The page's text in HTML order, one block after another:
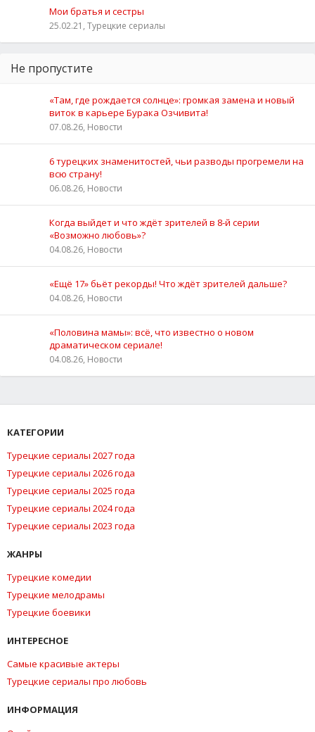
Мои братья и сестры
25.02.21, Турецкие сериалы
Не пропустите
«Там, где рождается солнце»: громкая замена и новый
виток в карьере Бурака Озчивита!
07.08.26, Новости
6 турецких знаменитостей, чьи разводы прогремели на
всю страну!
06.08.26, Новости
Когда выйдет и что ждёт зрителей в 8-й серии
«Возможно любовь»?
04.08.26, Новости
«Ещё 17» бьёт рекорды! Что ждёт зрителей дальше?
04.08.26, Новости
«Половина мамы»: всё, что известно о новом
драматическом сериале!
04.08.26, Новости
КАТЕГОРИИ
Турецкие сериалы 2027 года
Турецкие сериалы 2026 года
Турецкие сериалы 2025 года
Турецкие сериалы 2024 года
Турецкие сериалы 2023 года
ЖАНРЫ
Турецкие комедии
Турецкие мелодрамы
Турецкие боевики
ИНТЕРЕСНОЕ
Самые красивые актеры
Турецкие сериалы про любовь
ИНФОРМАЦИЯ